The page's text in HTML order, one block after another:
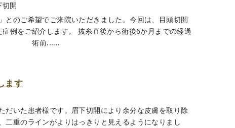
切開
とのご希望でご来院いただきました。今回は、目頭切開
症例をご紹介します。 抜糸直後から術後6か月までの経過
い。 術前......
ます
だいた患者様です。眉下切開により余分な皮膚を取り除
二重のラインがよりはっきりと見えるようになりまし